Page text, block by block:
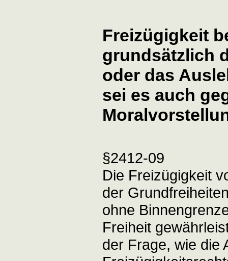
Freizügigkeit
grundsätzlich
oder das
sei es auch
§2412-09
Die Freizügigkeit
der
ohne
Freiheit
der Frage, wie die